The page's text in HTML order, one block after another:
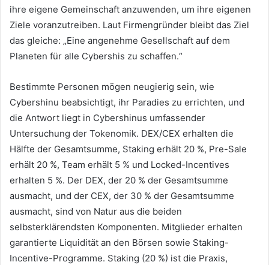
ihre eigene Gemeinschaft anzuwenden, um ihre eigenen
Ziele voranzutreiben. Laut Firmengründer bleibt das Ziel
das gleiche: „Eine angenehme Gesellschaft auf dem
Planeten für alle Cybershis zu schaffen.“
Bestimmte Personen mögen neugierig sein, wie
Cybershinu beabsichtigt, ihr Paradies zu errichten, und
die Antwort liegt in Cybershinus umfassender
Untersuchung der Tokenomik. DEX/CEX erhalten die
Hälfte der Gesamtsumme, Staking erhält 20 %, Pre-Sale
erhält 20 %, Team erhält 5 % und Locked-Incentives
erhalten 5 %. Der DEX, der 20 % der Gesamtsumme
ausmacht, und der CEX, der 30 % der Gesamtsumme
ausmacht, sind von Natur aus die beiden
selbsterklärendsten Komponenten. Mitglieder erhalten
garantierte Liquidität an den Börsen sowie Staking-
Incentive-Programme. Staking (20 %) ist die Praxis,